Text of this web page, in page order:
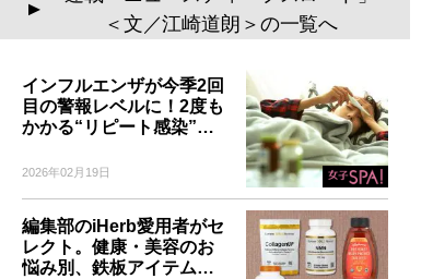
▲
＜文／江崎道朗＞の一覧へ
インフルエンザが今季2回
目の警報レベルに！2度も
かかる“リピート感染”…
2026年02月19日
編集部のiHerb愛用者がセ
レクト。健康・美容のお
悩み別、鉄板アイテム…